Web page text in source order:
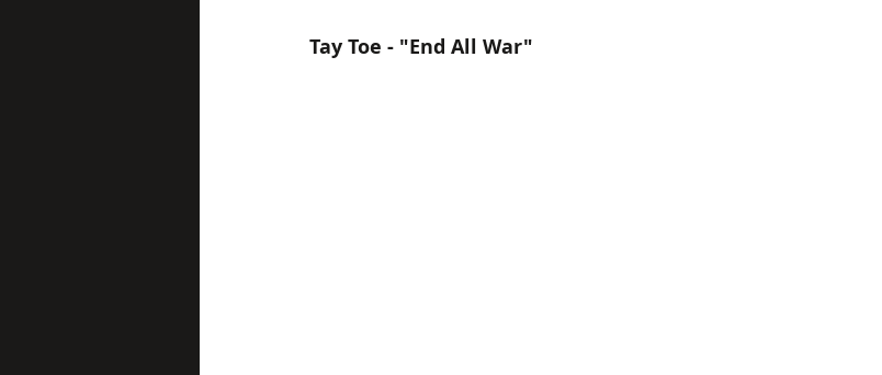
Tay Toe - "End All War"